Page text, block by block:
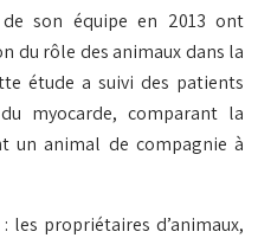
son équipe en 2013 ont
du rôle des animaux dans la
étude a suivi des patients
myocarde, comparant la
un animal de compagnie à
propriétaires d’animaux,